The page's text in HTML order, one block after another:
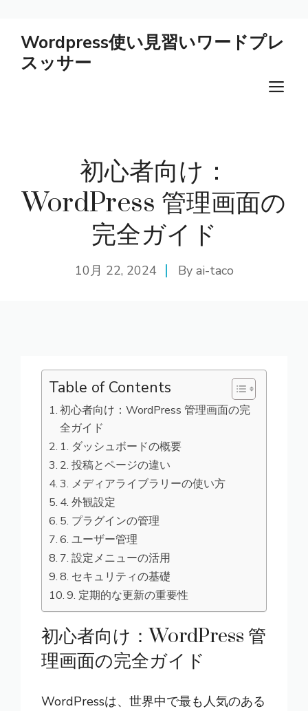
Wordpress使い見習いワードプレ
スッサー
メ
初心者向け：
WordPress 管理画面の
完全ガイド
10月 22, 2024 By ai-taco
Table of Contents
初心者向け：WordPress 管理画面の完
全ガイド
1. ダッシュボードの概要
2. 投稿とページの違い
3. メディアライブラリーの使い方
4. 外観設定
5. プラグインの管理
6. ユーザー管理
7. 設定メニューの活用
8. セキュリティの基礎
9. 定期的な更新の重要性
初心者向け：WordPress 管
理画面の完全ガイド
WordPressは、世界中で最も人気のある